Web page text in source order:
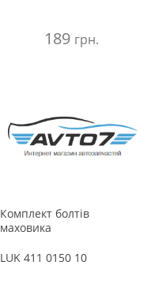
189 грн.
Комплект болтів
маховика
LUK 411 0150 10